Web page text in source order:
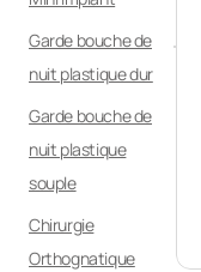
Garde bouche de
nuit plastique dur
Garde bouche de
nuit plastique
souple
Chirurgie
Orthognatique